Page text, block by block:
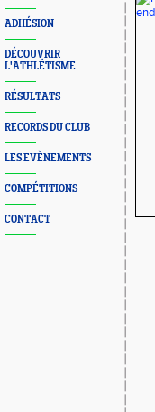
ADHÉSION
DÉCOUVRIR
L'ATHLÉTISME
RÉSULTATS
RECORDS DU CLUB
LES EVÈNEMENTS
COMPÉTITIONS
CONTACT